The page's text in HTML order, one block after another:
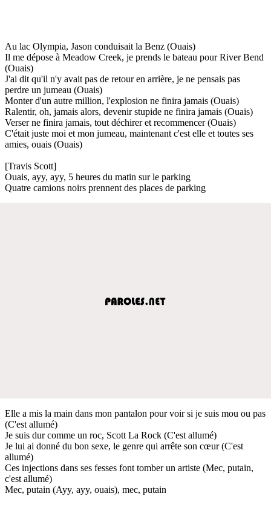
Au lac Olympia, Jason conduisait la Benz (Ouais)
Il me dépose à Meadow Creek, je prends le bateau pour River Bend
(Ouais)
J'ai dit qu'il n'y avait pas de retour en arrière, je ne pensais pas
perdre un jumeau (Ouais)
Monter d'un autre million, l'explosion ne finira jamais (Ouais)
Ralentir, oh, jamais alors, devenir stupide ne finira jamais (Ouais)
Verser ne finira jamais, tout déchirer et recommencer (Ouais)
C'était juste moi et mon jumeau, maintenant c'est elle et toutes ses
amies, ouais (Ouais)
[Travis Scott]
Ouais, ayy, ayy, 5 heures du matin sur le parking
Quatre camions noirs prennent des places de parking
Elle a mis la main dans mon pantalon pour voir si je suis mou ou pas
(C'est allumé)
Je suis dur comme un roc, Scott La Rock (C'est allumé)
Je lui ai donné du bon sexe, le genre qui arrête son cœur (C'est
allumé)
Ces injections dans ses fesses font tomber un artiste (Mec, putain,
c'est allumé)
Mec, putain (Ayy, ayy, ouais), mec, putain